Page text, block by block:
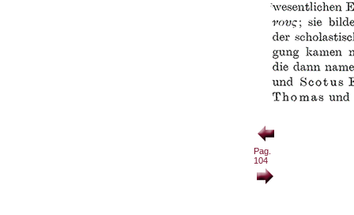
Pag.
104